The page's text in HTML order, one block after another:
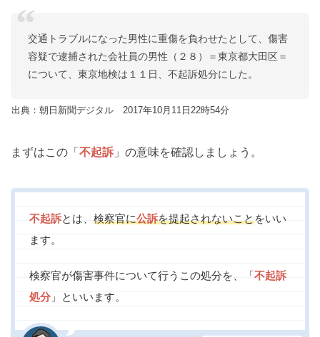
交通トラブルになった男性に重傷を負わせたとして、傷害
容疑で逮捕された会社員の男性（２８）＝東京都大田区＝
について、東京地検は１１日、不起訴処分にした。
出典：朝日新聞デジタル 2017年10月11日22時54分
まずはこの「 不起訴 」の意味を確認しましょう。
不起訴とは、 検察官に公訴を提起されないことをいい
ます。
検察官が傷害事件について行うこの処分を、「不起訴
処分 」といいます。